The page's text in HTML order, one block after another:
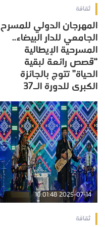
ثقافة
المهرجان الدولي للمسرح
الجامعي للدار البيضاء..
المسرحية الإيطالية
“قصص رائعة لبقية
الحياة” تتوج بالجائزة
الكبرى للدورة الـ37
2025-07-14 10:01:48
ثقافة